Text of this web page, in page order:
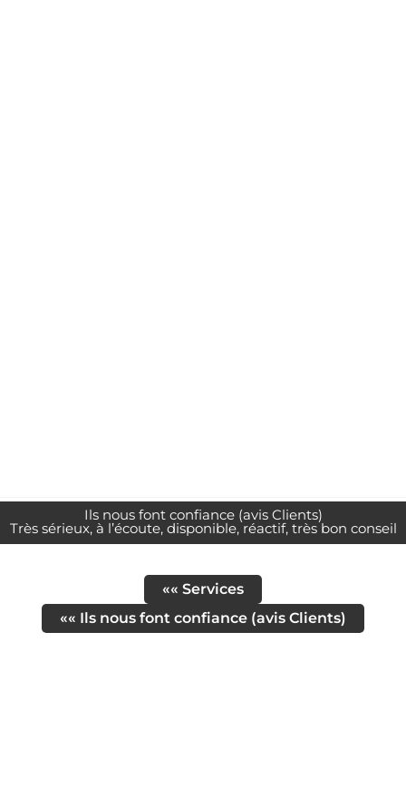
Ils nous font confiance (avis Clients)
Très sérieux, à l’écoute, disponible, réactif, très bon conseil
«« Services
«« Ils nous font confiance (avis Clients)